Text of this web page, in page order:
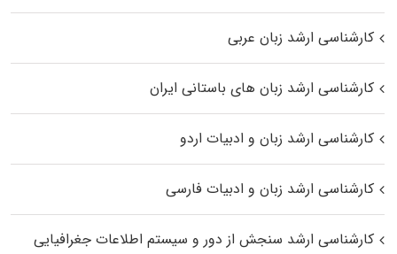
کارشناسی ارشد زبان عربی
کارشناسی ارشد زبان‌ های باستانی ایران
کارشناسی ارشد زبان و ادبیات اردو
کارشناسی ارشد زبان و ادبیات فارسی
کارشناسی ارشد سنجش از دور و سیستم اطلاعات جغرافیایی